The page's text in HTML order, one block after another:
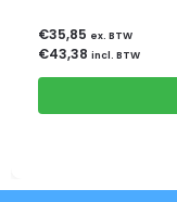
€35,85 ex. BTW
€43,38 incl. BTW